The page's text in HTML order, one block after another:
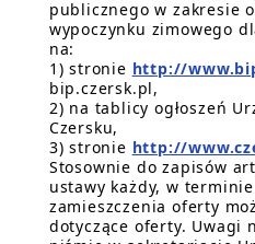
publicznego w zakresie
wypoczynku zimowego
na:
1) stronie http://
bip.czersk.pl,
2) na tablicy ogłoszeń
Czersku,
3) stronie http://
Stosownie do zapisów
ustawy każdy, w
zamieszczenia oferty
dotyczące oferty. Uwagi